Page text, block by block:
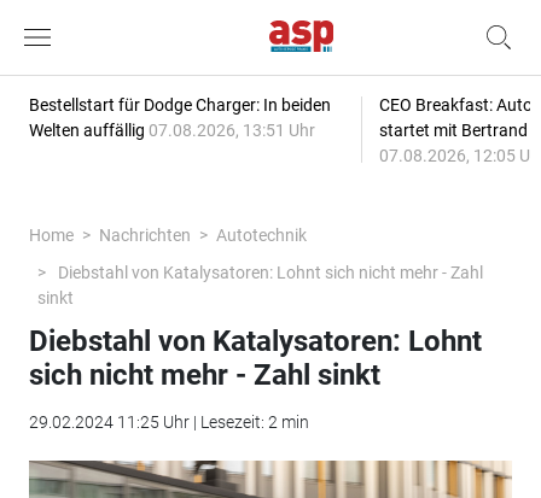
Bestellstart für Dodge Charger: In beiden
Welten auffällig 07.08.2026, 13:51 Uhr
CEO Breakfast:
startet mit Bertrand
07.08.2026, 12:05
Home Nachrichten
Autotechnik
Diebstahl von Katalysatoren: Lohnt sich nicht mehr - Zahl
sinkt
Diebstahl von Katalysatoren: Lohnt
sich nicht mehr - Zahl sinkt
29.02.2024 11:25 Uhr | Lesezeit: 2 min